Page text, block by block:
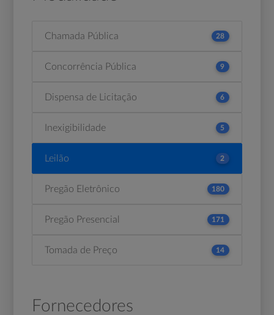
Chamada Pública 28
Concorrência Pública 9
Dispensa de Licitação 6
Inexigibilidade 5
Leilão 2
Pregão Eletrônico 180
Pregão Presencial 171
Tomada de Preço 14
Fornecedores